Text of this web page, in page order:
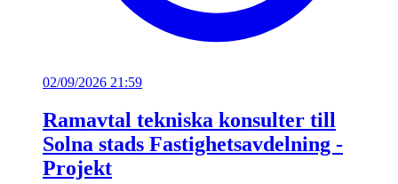
02/09/2026 21:59
Ramavtal tekniska konsulter till
Solna stads Fastighetsavdelning -
Projekt